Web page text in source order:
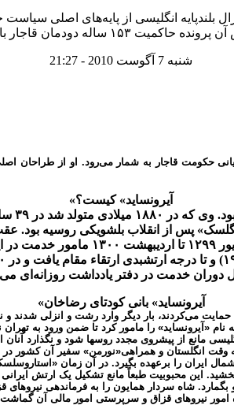
شنبه 7 آگوست 2010 - 21:27
«آیرونساید» کیست؟
«آیرونساید» بانی کودتای رضاخان
نیروها حمایت می‌کردند، بار دیگر وارد رشت و
«آیرونساید» را مامور کرد تا ضمن ورود به
مانع از پیشروی مجدد روسها شود و نگذارد
مستقر در شمال ایران را برعهده بگیرد. در آن
این محبوبیت طبعاً مانع تشکیل یک ارتش ایرانی
بگمارد. شاه سردار همایون را به فرماندهی
امور نیروهای قزاق و سرپرستی امور مالی آن